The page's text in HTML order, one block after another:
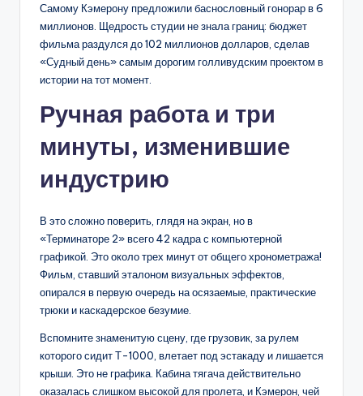
Самому Кэмерону предложили баснословный гонорар в 6
миллионов. Щедрость студии не знала границ: бюджет
фильма раздулся до 102 миллионов долларов, сделав
«Судный день» самым дорогим голливудским проектом в
истории на тот момент.
Ручная работа и три
минуты, изменившие
индустрию
В это сложно поверить, глядя на экран, но в
«Терминаторе 2» всего 42 кадра с компьютерной
графикой. Это около трех минут от общего хронометража!
Фильм, ставший эталоном визуальных эффектов,
опирался в первую очередь на осязаемые, практические
трюки и каскадерское безумие.
Вспомните знаменитую сцену, где грузовик, за рулем
которого сидит Т-1000, влетает под эстакаду и лишается
крыши. Это не графика. Кабина тягача действительно
оказалась слишком высокой для пролета, и Кэмерон, чей